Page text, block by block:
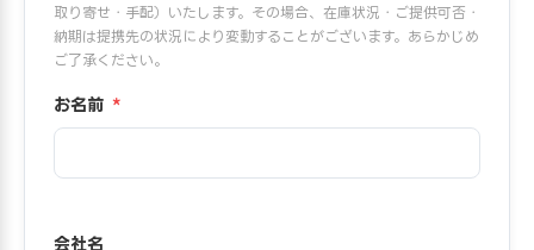
取り寄せ・手配）いたします。その場合、在庫状況・ご提供可否・
納期は提携先の状況により変動することがございます。あらかじめ
ご了承ください。
お名前 *
会社名